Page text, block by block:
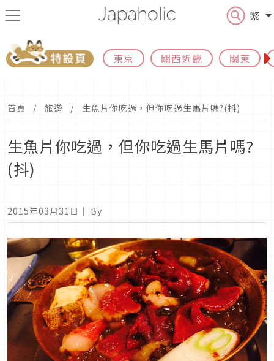
繁
東京 關西近畿 關東
首頁 旅遊 生魚片你吃過，但你吃過生馬片嗎?(抖)
生魚片你吃過，但你吃過生馬片嗎?
(抖)
2015年03月31日 ｜ By